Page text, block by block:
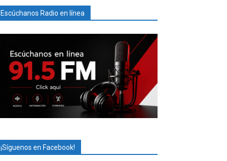
Escúchanos Radio en línea
¡Síguenos en Facebook!